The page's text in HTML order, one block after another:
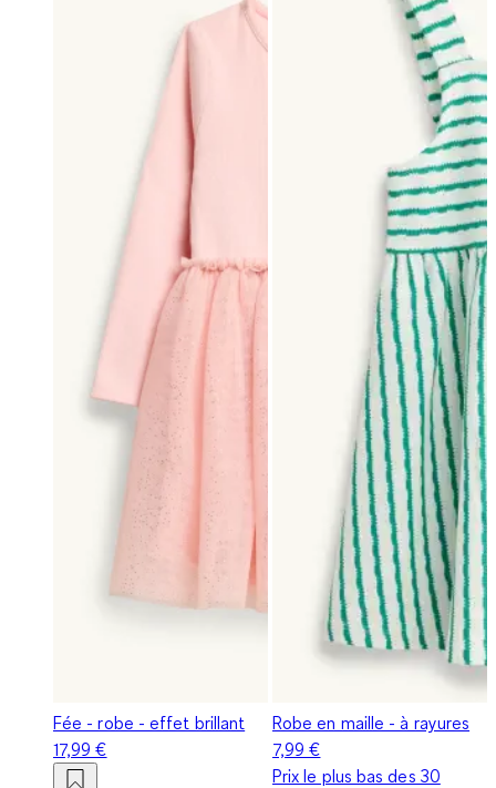
Fée - robe - effet brillant
17,99 €
Robe en maille - à rayures
7,99 €
Prix le plus bas des 30